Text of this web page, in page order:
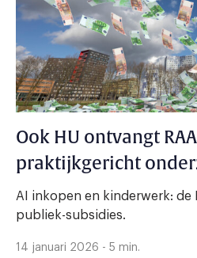
Ook HU ontvangt
praktijkgericht
AI inkopen en kinderwerk: de
publiek-subsidies.
14 januari 2026 - 5 min.